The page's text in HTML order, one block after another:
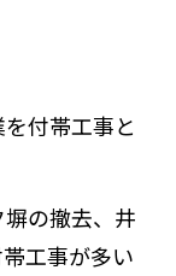
付帯工事と
の撤去、井
工事が多い